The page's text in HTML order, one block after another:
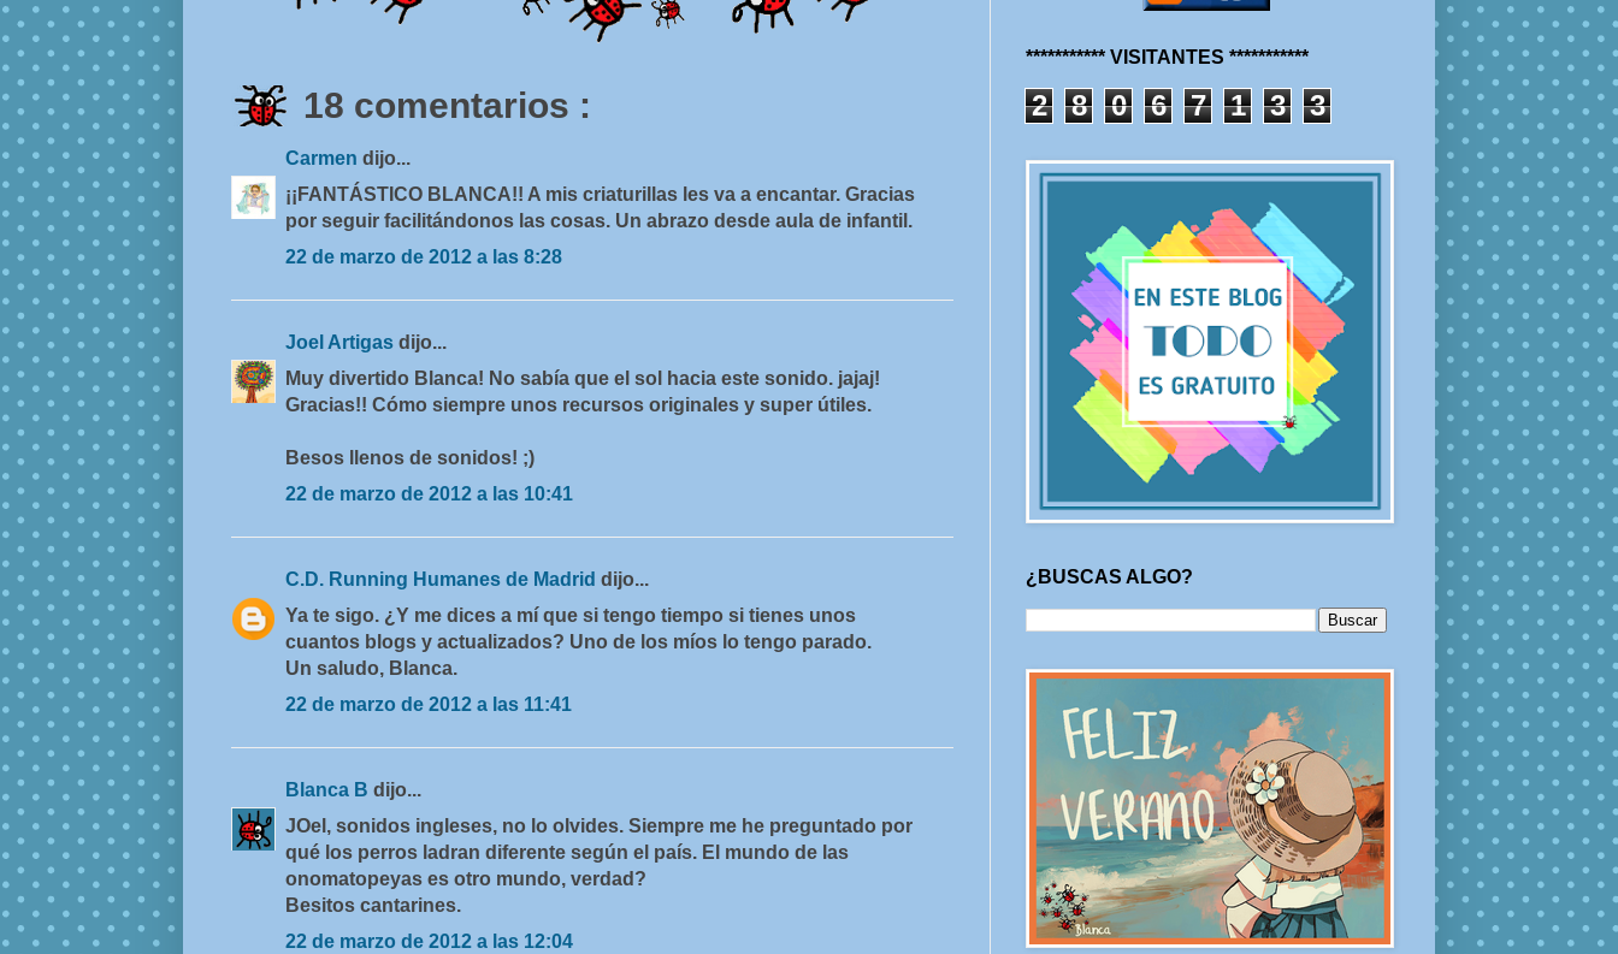
18 comentarios :
Carmen dijo...
¡¡FANTÁSTICO BLANCA!! A mis criaturillas les va a encantar. Gracias
por seguir facilitándonos las cosas. Un abrazo desde aula de infantil.
22 de marzo de 2012 a las 8:28
Joel Artigas dijo...
Muy divertido Blanca! No sabía que el sol hacia este sonido. jajaj!
Gracias!! Cómo siempre unos recursos originales y super útiles.
Besos llenos de sonidos! ;)
22 de marzo de 2012 a las 10:41
C.D. Running Humanes de Madrid dijo...
Ya te sigo. ¿Y me dices a mí que si tengo tiempo si tienes unos
cuantos blogs y actualizados? Uno de los míos lo tengo parado.
Un saludo, Blanca.
22 de marzo de 2012 a las 11:41
Blanca B dijo...
JOel, sonidos ingleses, no lo olvides. Siempre me he preguntado por
qué los perros ladran diferente según el país. El mundo de las
onomatopeyas es otro mundo, verdad?
Besitos cantarines.
22 de marzo de 2012 a las 12:04
*********** VISITANTES ***********
2 8 0 6 7 1 3 3
¿BUSCAS ALGO?